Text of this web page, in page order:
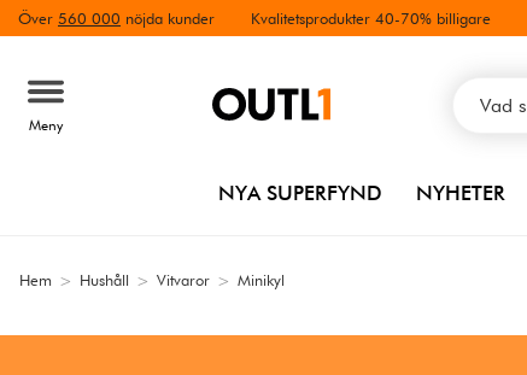
Över 560 000 nöjda kunder Kvalitetsprodukter 40-70% billigare
Meny
NYA SUPERFYND NYHETER
Hem > Hushåll > Vitvaror > Minikyl